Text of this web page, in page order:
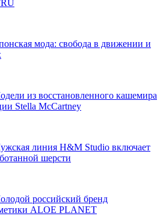
мода: свобода в движении и
из восстановленного кашемира
Stella McCartney
линия H&M Studio включает
шерсти
российский бренд
ALOE PLANET